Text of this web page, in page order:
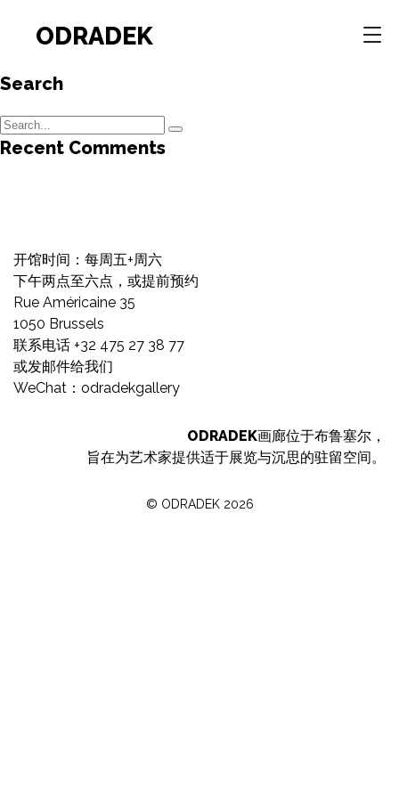
ODRADEK
Search
Recent Comments
开馆时间：每周五+周六
下午两点至六点，或提前预约
Rue Américaine 35
1050 Brussels
联系电话 +32 475 27 38 77
或发邮件给我们
WeChat：odradekgallery
ODRADEK画廊位于布鲁塞尔，
旨在为艺术家提供适于展览与沉思的驻留空间。
© ODRADEK2026